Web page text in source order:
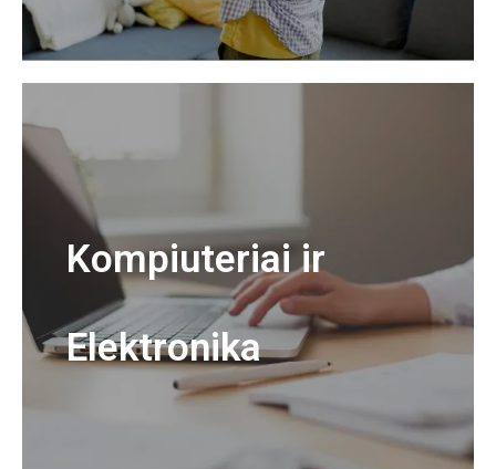
Kompiuteriai ir
Elektronika